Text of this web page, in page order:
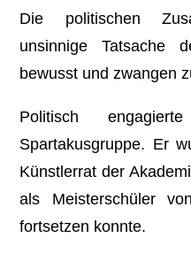
Die politischen
unsinnige Tatsache
bewusst und zwangen
Politisch
Spartakusgruppe. Er
Künstlerrat der
als Meisterschüler
fortsetzen konnte.